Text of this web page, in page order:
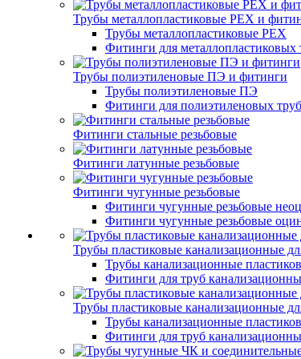
Трубы металлопластиковые PEX и
Трубы металлопластиковые PEX
Фитинги для металлопластиковых
Трубы полиэтиленовые ПЭ и фитинги
Трубы полиэтиленовые ПЭ
Фитинги для полиэтиленовых
Фитинги стальные резьбовые
Фитинги латунные резьбовые
Фитинги чугунные резьбовые
Фитинги чугунные резьбовые
Фитинги чугунные резьбовые
Трубы пластиковые канализационные
Трубы канализационные
Фитинги для труб
Трубы пластиковые канализационные
Трубы канализационные
Фитинги для труб